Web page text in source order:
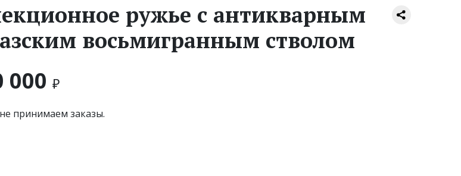
ружье с антикварным
восьмигранным стволом
000 ₽
принимаем заказы.